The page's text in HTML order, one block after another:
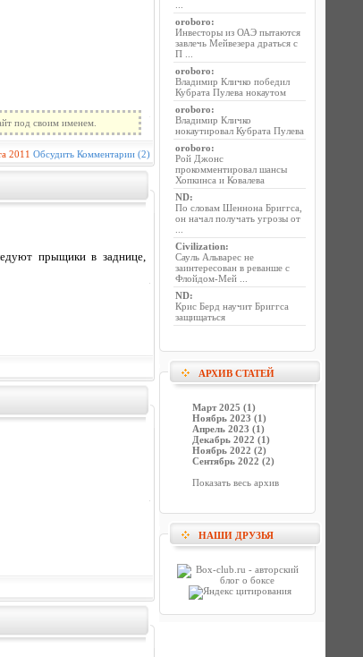
под своим именем.
2011 Обсудить Комментарии (2)
прыщики в заднице,
oroboro:
Инвесторы из ОАЭ пытаются
завлечь Мейвезера драться с
П ...
oroboro:
Владимир Кличко победил
Кубрата Пулева нокаутом
oroboro:
Владимир Кличко
нокаутировал Кубрата Пулева
oroboro:
Рой Джонс
прокомментировал шансы
Хопкинса и Ковалева
ND:
По словам Шеннона Бриггса,
он начал получать угрозы от
Civilization:
Сауль Альварес не
заинтересован в реванше с
Флойдом-Мей ...
ND:
Крис Берд научит Бриггса
защищаться
АРХИВ СТАТЕЙ
Март 2025 (1)
Ноябрь 2023 (1)
Апрель 2023 (1)
Декабрь 2022 (1)
Ноябрь 2022 (2)
Сентябрь 2022 (2)
Показать весь архив
НАШИ ДРУЗЬЯ